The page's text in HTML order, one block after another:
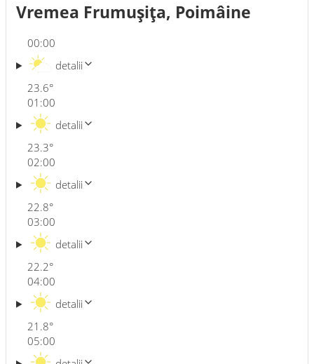
Vremea Frumuşiţa, Poimâine
00:00
23.6°
detalii
01:00
23.3°
detalii
02:00
22.8°
detalii
03:00
22.2°
detalii
04:00
21.8°
detalii
05:00